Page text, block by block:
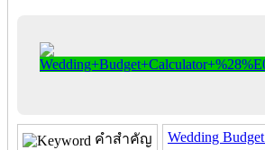
คำสำคัญ Wedding